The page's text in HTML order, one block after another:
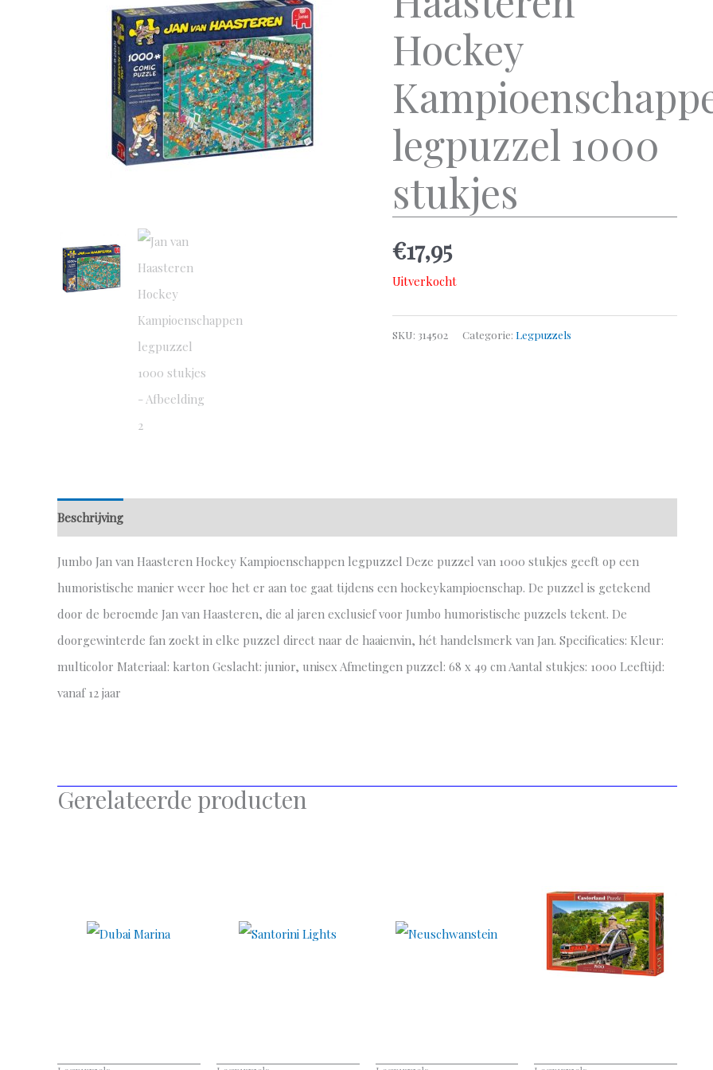
Hockey
legpuzzel 1000
stukjes
€17,95
Uitverkocht
SKU: 314502 Categorie: Legpuzzels
Beschrijving
Jumbo Jan van Haasteren Hockey Kampioenschappen legpuzzel Deze puzzel van 1000 stukjes geeft op een
humoristische manier weer hoe het er aan toe gaat tijdens een hockeykampioenschap. De puzzel is getekend
door de beroemde Jan van Haasteren, die al jaren exclusief voor Jumbo humoristische puzzels tekent. De
doorgewinterde fan zoekt in elke puzzel direct naar de haaienvin, hét handelsmerk van Jan. Specificaties: Kleur:
multicolor Materiaal: karton Geslacht: junior, unisex Afmetingen puzzel: 68 x 49 cm Aantal stukjes: 1000 Leeftijd:
vanaf 12 jaar
Gerelateerde producten